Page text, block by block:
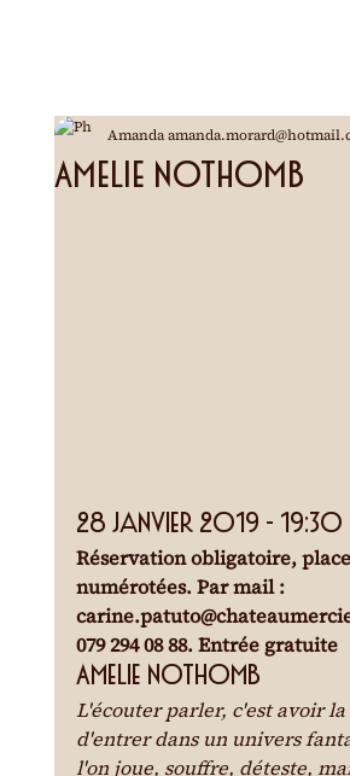
Amelie Nothomb
Amanda
28 janvier 2019 - 19:30
Réservation obligatoire,
numérotées. Par mail :
079 294 08 88. Entrée gratuite
Amelie Nothomb
L'écouter parler, c'est avoir la
d'entrer dans un univers
l'on joue, souffre, déteste,